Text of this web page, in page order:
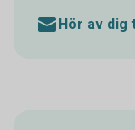
Hör av dig